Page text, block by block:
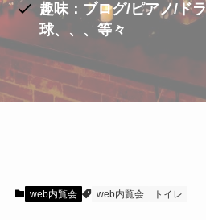
趣味：ブログ/ピアノ/ド
球、、、等々
web内覧会 web内覧会 トイレ